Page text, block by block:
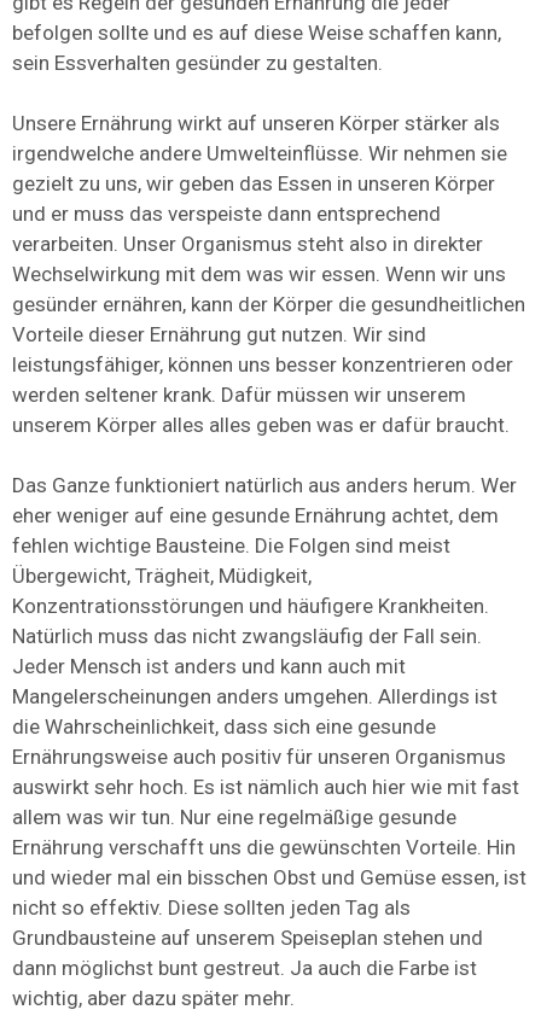
befolgen sollte und es auf diese Weise schaffen kann,
sein Essverhalten gesünder zu gestalten.
Unsere Ernährung wirkt auf unseren Körper stärker als
irgendwelche andere Umwelteinflüsse. Wir nehmen sie
gezielt zu uns, wir geben das Essen in unseren Körper
und er muss das verspeiste dann entsprechend
verarbeiten. Unser Organismus steht also in direkter
Wechselwirkung mit dem was wir essen. Wenn wir uns
gesünder ernähren, kann der Körper die gesundheitlichen
Vorteile dieser Ernährung gut nutzen. Wir sind
leistungsfähiger, können uns besser konzentrieren oder
werden seltener krank. Dafür müssen wir unserem
unserem Körper alles alles geben was er dafür braucht.
Das Ganze funktioniert natürlich aus anders herum. Wer
eher weniger auf eine gesunde Ernährung achtet, dem
fehlen wichtige Bausteine. Die Folgen sind meist
Übergewicht, Trägheit, Müdigkeit,
Konzentrationsstörungen und häufigere Krankheiten.
Natürlich muss das nicht zwangsläufig der Fall sein.
Jeder Mensch ist anders und kann auch mit
Mangelerscheinungen anders umgehen. Allerdings ist
die Wahrscheinlichkeit, dass sich eine gesunde
Ernährungsweise auch positiv für unseren Organismus
auswirkt sehr hoch. Es ist nämlich auch hier wie mit fast
allem was wir tun. Nur eine regelmäßige gesunde
Ernährung verschafft uns die gewünschten Vorteile. Hin
und wieder mal ein bisschen Obst und Gemüse essen, ist
nicht so effektiv. Diese sollten jeden Tag als
Grundbausteine auf unserem Speiseplan stehen und
dann möglichst bunt gestreut. Ja auch die Farbe ist
wichtig, aber dazu später mehr.